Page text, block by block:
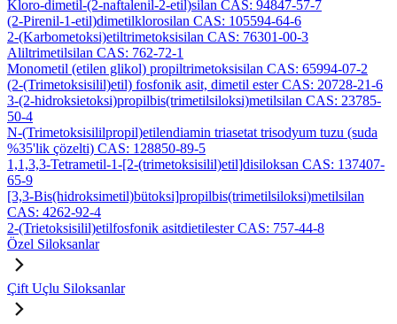
Kloro-dimetil-(2-naftalenil-2-etil)silan CAS: 94847-57-7
(2-Pirenil-1-etil)dimetilklorosilan CAS: 105594-64-6
2-(Karbometoksi)etiltrimetoksisilan CAS: 76301-00-3
Aliltrimetilsilan CAS: 762-72-1
Monometil (etilen glikol) propiltrimetoksisilan CAS: 65994-07-2
(2-(Trimetoksisilil)etil) fosfonik asit, dimetil ester CAS: 20728-21-6
3-(2-hidroksietoksi)propilbis(trimetilsiloksi)metilsilan CAS: 23785-
50-4
N-(Trimetoksisililpropil)etilendiamin triasetat trisodyum tuzu (suda
%35'lik çözelti) CAS: 128850-89-5
1,1,3,3-Tetrametil-1-[2-(trimetoksisilil)etil]disiloksan CAS: 137407-
65-9
[3,3-Bis(hidroksimetil)bütoksi]propilbis(trimetilsiloksi)metilsilan
CAS: 4262-92-4
2-(Trietoksisilil)etilfosfonik asitdietilester CAS: 757-44-8
Özel Siloksanlar
Çift Uçlu Siloksanlar